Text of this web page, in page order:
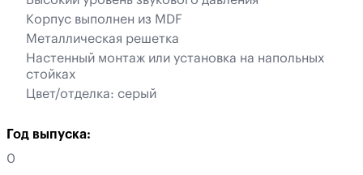
Корпус выполнен из MDF
Металлическая решетка
Настенный монтаж или установка на напольных
стойках
Цвет/отделка: серый
Год выпуска:
0